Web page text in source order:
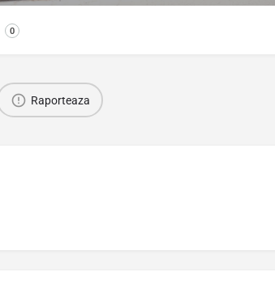
0
Raporteaza